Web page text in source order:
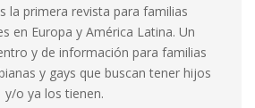
la primera revista para familias
en Europa y América Latina. Un
y de información para familias
y gays que buscan tener hijos
y/o ya los tienen.